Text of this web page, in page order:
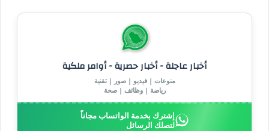
أخبار عاجلة - أخبار حصرية - أوامر ملكية
منوعات | فيديو | صور | تقنية
رياضة | وظائف | صحة
إشترك بخدمة الواتساب مجاناً
لتصلك الرسائل